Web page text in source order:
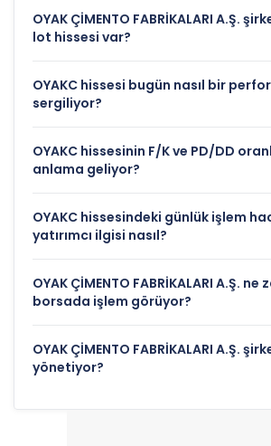
OYAK ÇİMENTO FABRİKALARI A.Ş.
lot hissesi var?
OYAKC hissesi bugün nasıl bir
sergiliyor?
OYAKC hissesinin F/K ve PD/DD
anlama geliyor?
OYAKC hissesindeki günlük işlem
yatırımcı ilgisi nasıl?
OYAK ÇİMENTO FABRİKALARI A.Ş. ne
borsada işlem görüyor?
OYAK ÇİMENTO FABRİKALARI A.Ş.
yönetiyor?